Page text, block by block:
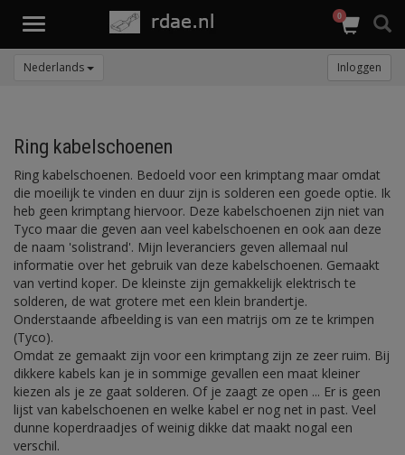
Toggle
0
Nederlands Inloggen
Ring kabelschoenen
Ring kabelschoenen. Bedoeld voor een krimptang maar omdat
die moeilijk te vinden en duur zijn is solderen een goede optie. Ik
heb geen krimptang hiervoor. Deze kabelschoenen zijn niet van
Tyco maar die geven aan veel kabelschoenen en ook aan deze
de naam 'solistrand'. Mijn leveranciers geven allemaal nul
informatie over het gebruik van deze kabelschoenen. Gemaakt
van vertind koper. De kleinste zijn gemakkelijk elektrisch te
solderen, de wat grotere met een klein brandertje.
Onderstaande afbeelding is van een matrijs om ze te krimpen
(Tyco).
Omdat ze gemaakt zijn voor een krimptang zijn ze zeer ruim. Bij
dikkere kabels kan je in sommige gevallen een maat kleiner
kiezen als je ze gaat solderen. Of je zaagt ze open ... Er is geen
lijst van kabelschoenen en welke kabel er nog net in past. Veel
dunne koperdraadjes of weinig dikke dat maakt nogal een
verschil.